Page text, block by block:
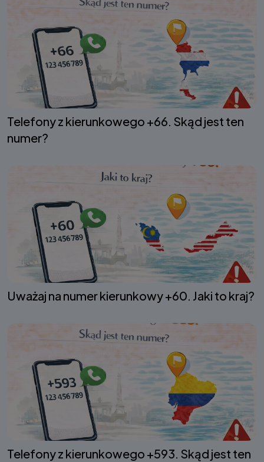
Telefony z kierunkowego +66. Skąd jest ten
numer?
Uważaj na numer kierunkowy +60. Jaki to kraj?
Telefony z kierunkowego +593. Skąd jest ten